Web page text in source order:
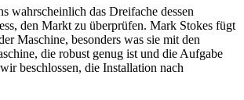
wahrscheinlich das Dreifache dessen
den Markt zu überprüfen. Mark Stokes fügt
Maschine, besonders was sie mit den
die robust genug ist und die Aufgabe
beschlossen, die Installation nach